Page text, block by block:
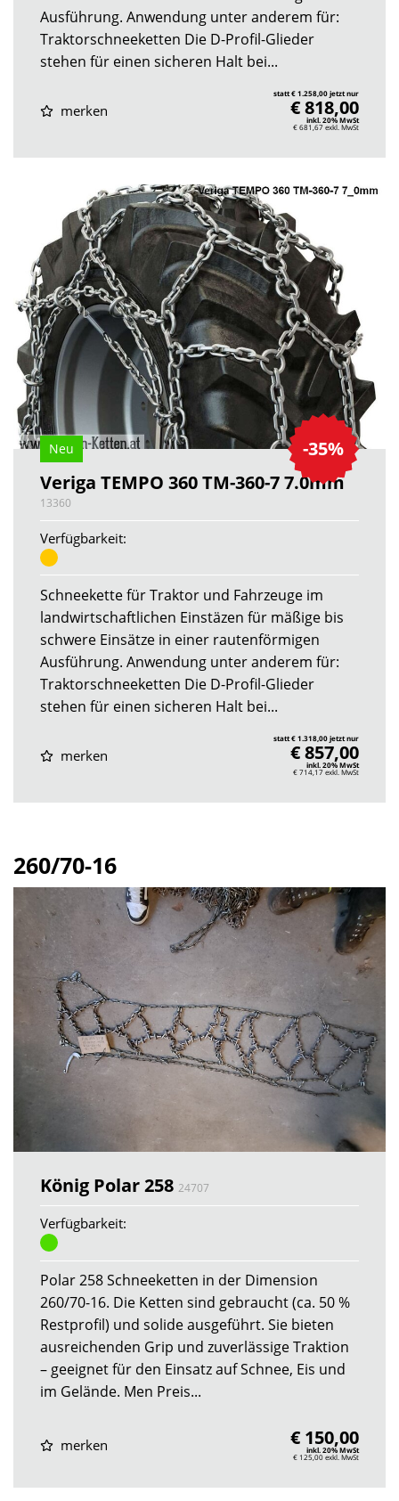
Ausführung. Anwendung unter anderem für:
Traktorschneeketten Die D-Profil-Glieder
stehen für einen sicheren Halt bei...
merken
statt € 1.258,00 jetzt nur
€ 818,00
inkl. 20% MwSt
€ 681,67exkl. MwSt
-35%
Neu
Veriga TEMPO 360 TM-360-7 7.0mm
13360
Verfügbarkeit:
Schneekette für Traktor und Fahrzeuge im
landwirtschaftlichen Einstäzen für mäßige bis
schwere Einsätze in einer rautenförmigen
Ausführung. Anwendung unter anderem für:
Traktorschneeketten Die D-Profil-Glieder
stehen für einen sicheren Halt bei...
merken
statt € 1.318,00 jetzt nur
€ 857,00
inkl. 20% MwSt
€ 714,17exkl. MwSt
260/70-16
König Polar 258 24707
Verfügbarkeit:
Polar 258 Schneeketten in der Dimension
260/70-16. Die Ketten sind gebraucht (ca. 50 %
Restprofil) und solide ausgeführt. Sie bieten
ausreichenden Grip und zuverlässige Traktion
– geeignet für den Einsatz auf Schnee, Eis und
im Gelände. Men Preis...
merken € 150,00
inkl. 20% MwSt
€ 125,00exkl. MwSt